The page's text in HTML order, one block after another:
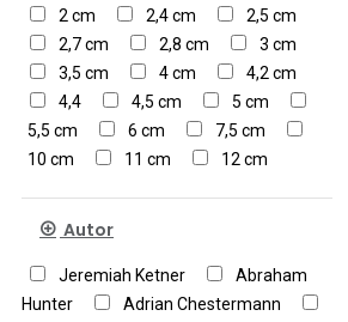
2 cm 2,4 cm
2,5 cm
2,7 cm
2,8 cm
3 cm
3,5 cm
4 cm
4,2 cm
4,4
4,5 cm
5 cm
5,5 cm
6 cm
7,5 cm
10 cm
11 cm 12 cm
Autor
Jeremiah Ketner
Abraham
Hunter
Adrian Chestermann